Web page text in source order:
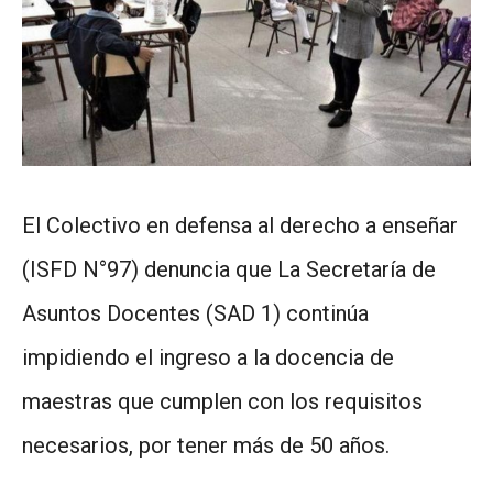
El Colectivo en defensa al derecho a enseñar
(ISFD N°97) denuncia que La Secretaría de
Asuntos Docentes (SAD 1) continúa
impidiendo el ingreso a la docencia de
maestras que cumplen con los requisitos
necesarios, por tener más de 50 años.